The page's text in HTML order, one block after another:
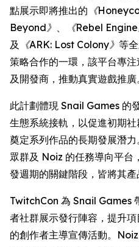
點展示即將推出的 《
Beyond》 、 《Rebel Engine
及
《ARK: Lost Colony》 等
策略合作的一環，該平台專
及開發商，推動真實遊戲推廣
此計劃體現 Snail Games 的
生態系統接軌，以促進初期
奠定系列作品的長期發展潛
眾群及 Noiz 的任務導向平台
發週期的關鍵階段，皆將其產
TwitchCon 為 Snail Games
者社群展示發行陣容，提升
的創作者主導宣傳活動。